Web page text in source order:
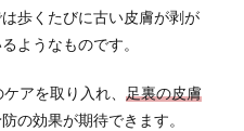
歩くたびに古い皮膚が剥が
ようなものです。
アを取り入れ、 足裏の皮膚
の効果が期待できます。